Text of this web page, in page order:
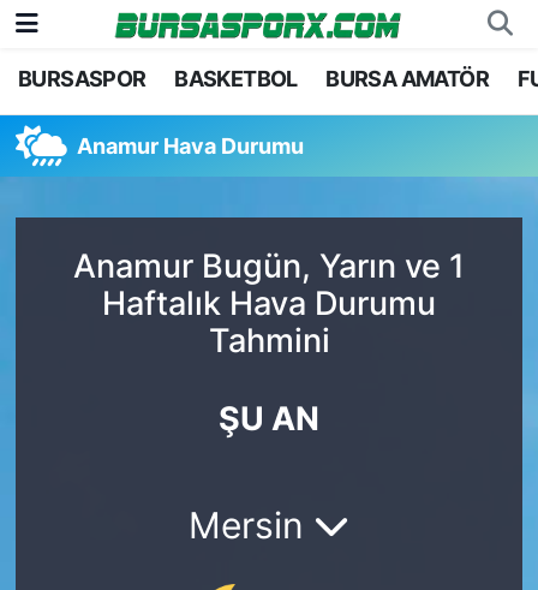
BURSASPOR BASKETBOL BURSA AMATÖR
Anamur Hava Durumu
Anamur Bugün, Yarın ve 1
Haftalık Hava Durumu
Tahmini
ŞU AN
Mersin
Bursaspor
Futbol
Basketbol
Bursa Amatör
Bursa Nöbetçi Eczaneler
Bursa Hava Durumu
Bursa Namaz Vakitleri
Bursa Trafik Yoğunluk Haritası
TFF 1.Lig Puan Durumu ve Fikstür